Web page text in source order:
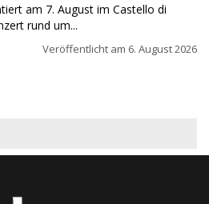
am 7. August im Castello di
rund um...
Veröffentlicht am 6. August 2026